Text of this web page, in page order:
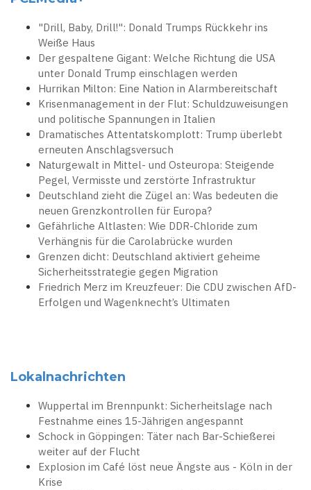
"Drill, Baby, Drill!": Donald Trumps Rückkehr ins
Weiße Haus
Der gespaltene Gigant: Welche Richtung die USA
unter Donald Trump einschlagen werden
Hurrikan Milton: Eine Nation in Alarmbereitschaft
Krisenmanagement in der Flut: Schuldzuweisungen
und politische Spannungen in Italien
Dramatisches Attentatskomplott: Trump überlebt
erneuten Anschlagsversuch
Naturgewalt in Mittel- und Osteuropa: Steigende
Pegel, Vermisste und zerstörte Infrastruktur
Deutschland zieht die Zügel an: Was bedeuten die
neuen Grenzkontrollen für Europa?
Gefährliche Altlasten: Wie DDR-Chloride zum
Verhängnis für die Carolabrücke wurden
Grenzen dicht: Deutschland aktiviert geheime
Sicherheitsstrategie gegen Migration
Friedrich Merz im Kreuzfeuer: Die CDU zwischen AfD-
Erfolgen und Wagenknecht’s Ultimaten
Lokalnachrichten
Wuppertal im Brennpunkt: Sicherheitslage nach
Festnahme eines 15-Jährigen angespannt
Schock in Göppingen: Täter nach Bar-Schießerei
weiter auf der Flucht
Explosion im Café löst neue Ängste aus - Köln in der
Krise